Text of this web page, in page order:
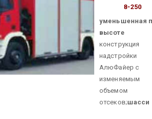
8-250
уменьшенная
высоте
конструкция
надстройки
АлюФайер с
изменяемым
объемом
отсеков;шасси